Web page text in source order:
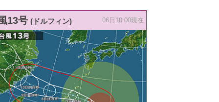
13号 (ドルフィン) 06日10:00現在